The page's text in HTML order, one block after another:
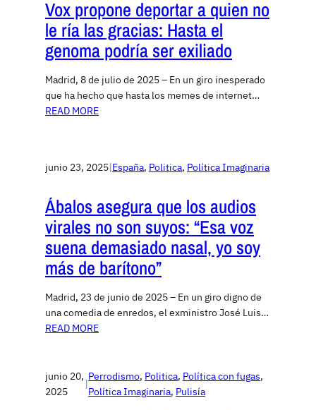
Vox propone deportar a quien no
le ría las gracias: Hasta el
genoma podría ser exiliado
Madrid, 8 de julio de 2025 – En un giro inesperado
que ha hecho que hasta los memes de internet…
READ MORE
junio 23, 2025|España, Politica, Política Imaginaria
Ábalos asegura que los audios
virales no son suyos: “Esa voz
suena demasiado nasal, yo soy
más de barítono”
Madrid, 23 de junio de 2025 – En un giro digno de
una comedia de enredos, el exministro José Luis…
READ MORE
junio 20,
2025
Perrodismo, Politica, Política con fugas
Política Imaginaria, Pulisía